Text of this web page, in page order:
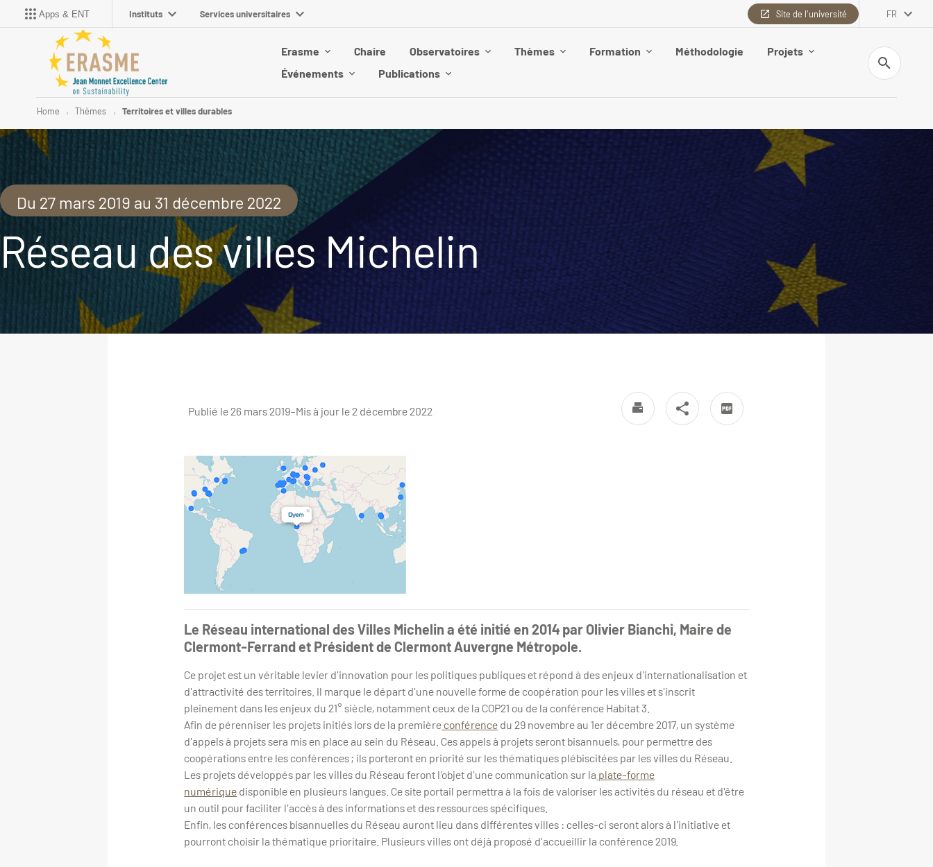
Apps & ENT Instituts Services universitaires Site de l'université FR
Erasme Chaire Observatoires Thèmes Formation Méthodologie
Projets
Événements
Publications
Recherche
Home Thèmes Territoires et villes durables
Du 27 mars 2019 au 31 décembre 2022
Réseau des villes Michelin
Publié le 26 mars 2019–Mis à jour le 2 décembre 2022
Le Réseau international des Villes Michelin a été initié en 2014 par Olivier Bianchi, Maire de
Clermont-Ferrand et Président de Clermont Auvergne Métropole.
Ce projet est un véritable levier d'innovation pour les politiques publiques et répond à des enjeux d'internationalisation et
d'attractivité des territoires. Il marque le départ d'une nouvelle forme de coopération pour les villes et s'inscrit
pleinement dans les enjeux du 21° siècle, notamment ceux de la COP21 ou de la conférence Habitat 3.
Afin de pérenniser les projets initiés lors de la premièreconférence du 29 novembre au 1er décembre 2017, un système
d'appels à projets sera mis en place au sein du Réseau. Ces appels à projets seront bisannuels, pour permettre des
coopérations entre les conférences ; ils porteront en priorité sur les thématiques plébiscitées par les villes du Réseau.
Les projets développés par les villes du Réseau feront l'objet d'une communication sur la plate-forme
numérique disponible en plusieurs langues. Ce site portail permettra à la fois de valoriser les activités du réseau et d'être
un outil pour faciliter l'accès à des informations et des ressources spécifiques.
Enfin, les conférences bisannuelles du Réseau auront lieu dans différentes villes : celles-ci seront alors à l'initiative et
pourront choisir la thématique prioritaire. Plusieurs villes ont déjà proposé d'accueillir la conférence 2019.